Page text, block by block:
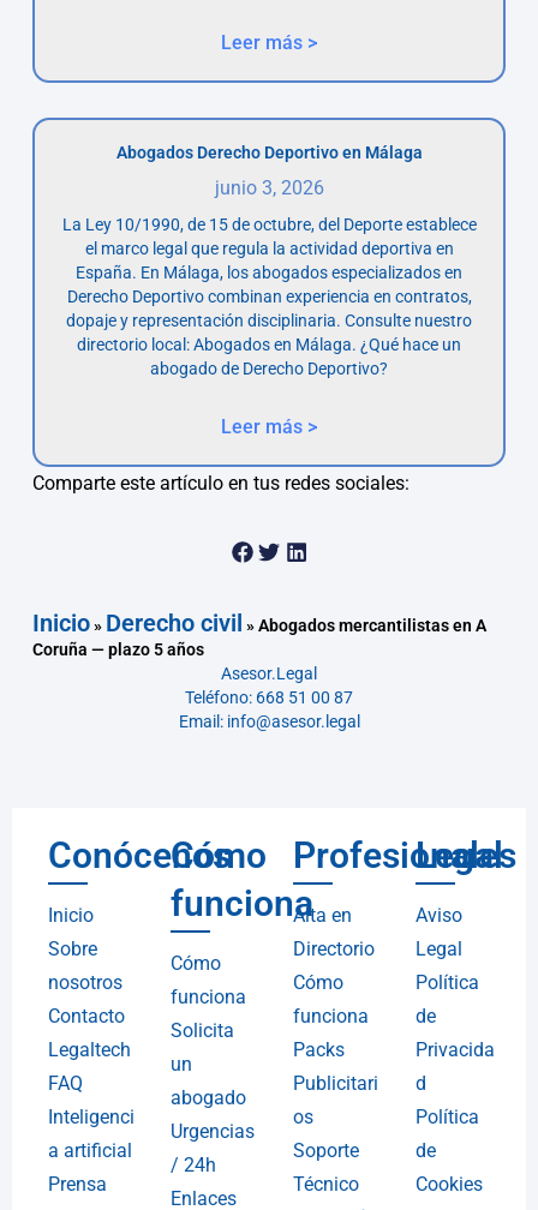
Leer más >
Abogados Derecho Deportivo en Málaga
junio 3, 2026
La Ley 10/1990, de 15 de octubre, del Deporte establece
el marco legal que regula la actividad deportiva en
España. En Málaga, los abogados especializados en
Derecho Deportivo combinan experiencia en contratos,
dopaje y representación disciplinaria. Consulte nuestro
directorio local: Abogados en Málaga. ¿Qué hace un
abogado de Derecho Deportivo?
Leer más >
Comparte este artículo en tus redes sociales:
Inicio» Derecho civil »Abogados mercantilistas en A
Coruña — plazo 5 años
Asesor.Legal
Teléfono: 668 51 00 87
Email: info@asesor.legal
Conócenos
Inicio
Sobre
nosotros
Contacto
Legaltech
FAQ
Inteligenci
a artificial
Prensa
Cómo
funciona
Cómo
funciona
Solicita
un
abogado
Urgencias
/ 24h
Enlaces
Profesionales
Alta en
Directorio
Cómo
funciona
Packs
Publicitari
os
Soporte
Técnico
Legal
Aviso
Legal
Política
de
Privacida
d
Política
de
Cookies